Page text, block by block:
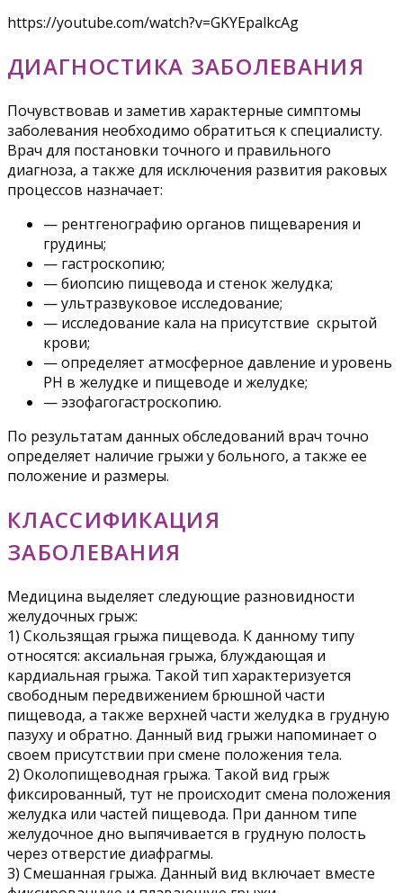
https://youtube.com/watch?v=GKYEpalkcAg
ДИАГНОСТИКА ЗАБОЛЕВАНИЯ
Почувствовав и заметив характерные симптомы
заболевания необходимо обратиться к специалисту.
Врач для постановки точного и правильного
диагноза, а также для исключения развития раковых
процессов назначает:
— рентгенографию органов пищеварения и
грудины;
— гастроскопию;
— биопсию пищевода и стенок желудка;
— ультразвуковое исследование;
— исследование кала на присутствие скрытой
крови;
— определяет атмосферное давление и уровень
PH в желудке и пищеводе и желудке;
— эзофагогастроскопию.
По результатам данных обследований врач точно
определяет наличие грыжи у больного, а также ее
положение и размеры.
КЛАССИФИКАЦИЯ
ЗАБОЛЕВАНИЯ
Медицина выделяет следующие разновидности
желудочных грыж:
1) Скользящая грыжа пищевода. К данному типу
относятся: аксиальная грыжа, блуждающая и
кардиальная грыжа. Такой тип характеризуется
свободным передвижением брюшной части
пищевода, а также верхней части желудка в грудную
пазуху и обратно. Данный вид грыжи напоминает о
своем присутствии при смене положения тела.
2) Околопищеводная грыжа. Такой вид грыж
фиксированный, тут не происходит смена положения
желудка или частей пищевода. При данном типе
желудочное дно выпячивается в грудную полость
через отверстие диафрагмы.
3) Смешанная грыжа. Данный вид включает вместе